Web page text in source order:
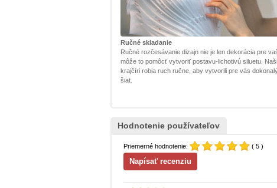
Ručné skladanie
Ručné rozčesávanie dizajn nie je len dekorácia pre
môže to pomôcť vytvoriť postavu-lichotivú siluetu. Naši
krajčíri robia ruch ručne, aby vytvorili pre vás
šiat.
Hodnotenie používateľov
Priemerné hodnotenie: ( 5 )